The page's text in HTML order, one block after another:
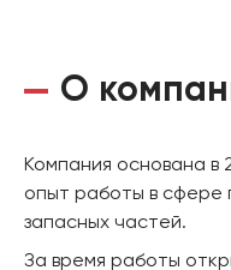
О
Компания основана в
опыт работы в сфере
запасных частей.
За время работы